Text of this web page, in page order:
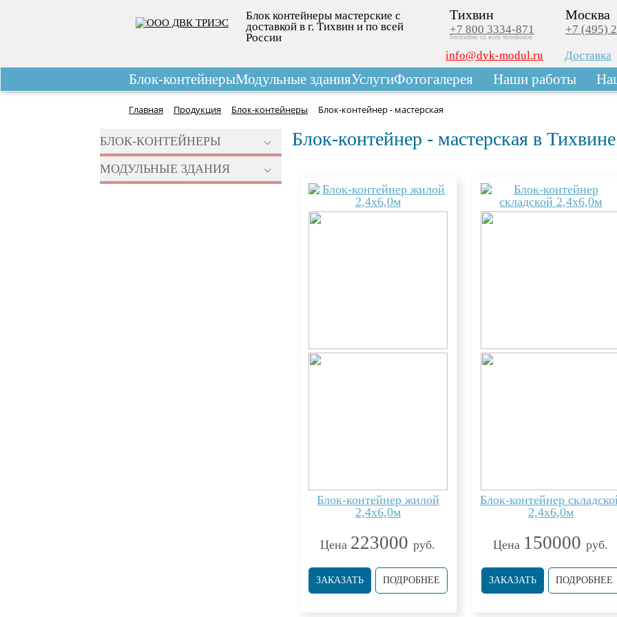
Блок контейнеры мастерские с
доставкой в г. Тихвин и по всей
России
Москва
+7 (495)
Тихвин
+7 800 3334-871
бесплатно со всех телефонов
info@dvk-modul.ru Доставка
Блок-контейнерыМодульные зданияУслугиФотогалерея Наши работы
Главная Продукция Блок-контейнеры Блок-контейнер - мастерская
БЛОК-КОНТЕЙНЕРЫ
МОДУЛЬНЫЕ ЗДАНИЯ
Блок-контейнер - мастерская в Тихвине
Блок-контейнер жилой
2,4х6,0м
Цена 223000руб.
ЗАКАЗАТЬ ПОДРОБНЕЕ
Блок-контейнер
2,4х6,0м
Цена 150000руб.
ЗАКАЗАТЬ ПОДРОБНЕЕ